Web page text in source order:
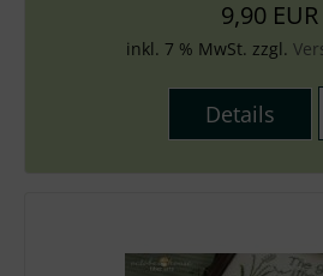
9,90 EUR
inkl. 7 % MwSt. zzgl.
Details